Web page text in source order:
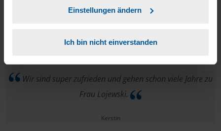
Einstellungen ändern
Ich bin nicht einverstanden
Wir sind super zufrieden und gehen schon viele Jahre zu
Frau Lojewski.
Kerstin